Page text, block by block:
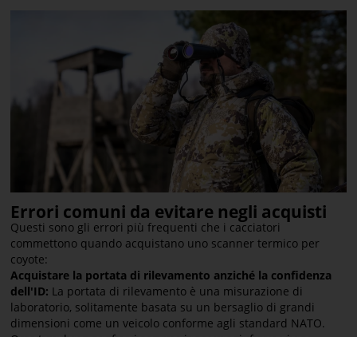
Errori comuni da evitare negli acquisti
Questi sono gli errori più frequenti che i cacciatori
commettono quando acquistano uno scanner termico per
coyote:
Acquistare la portata di rilevamento anziché la confidenza
dell'ID: La portata di rilevamento è una misurazione di
laboratorio, solitamente basata su un bersaglio di grandi
dimensioni come un veicolo conforme agli standard NATO.